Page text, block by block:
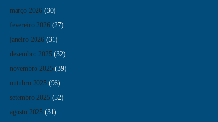
março 2026 (30)
fevereiro 2026 (27)
janeiro 2026 (31)
dezembro 2025 (32)
novembro 2025 (39)
outubro 2025 (96)
setembro 2025 (52)
agosto 2025 (31)